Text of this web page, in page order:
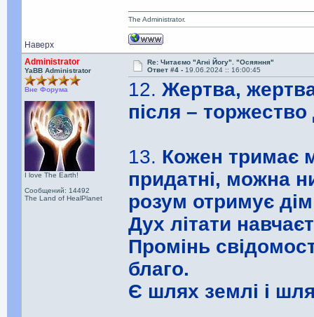
Наверх
The Administrator.
Administrator
YaBB Administrator
Вне Форума
I love The Earth!
Сообщений: 14492
The Land of HealPlanet
Re: Читаємо "Агні Йогу". "Осяяння"
Ответ #4 - 19.06.2024 :: 16:00:45
12.Жертва,
після – торжество
13. Кожен тримає
придатні, можна
розум отримує
Дух літати
Промінь
благо.
Є шлях землі і